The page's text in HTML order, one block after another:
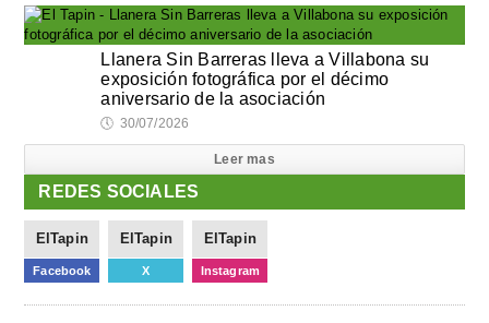
Llanera Sin Barreras lleva a Villabona su
exposición fotográfica por el décimo
aniversario de la asociación
🕔 30/07/2026
Leer mas
REDES SOCIALES
ElTapin
Facebook
ElTapin
X
ElTapin
Instagram